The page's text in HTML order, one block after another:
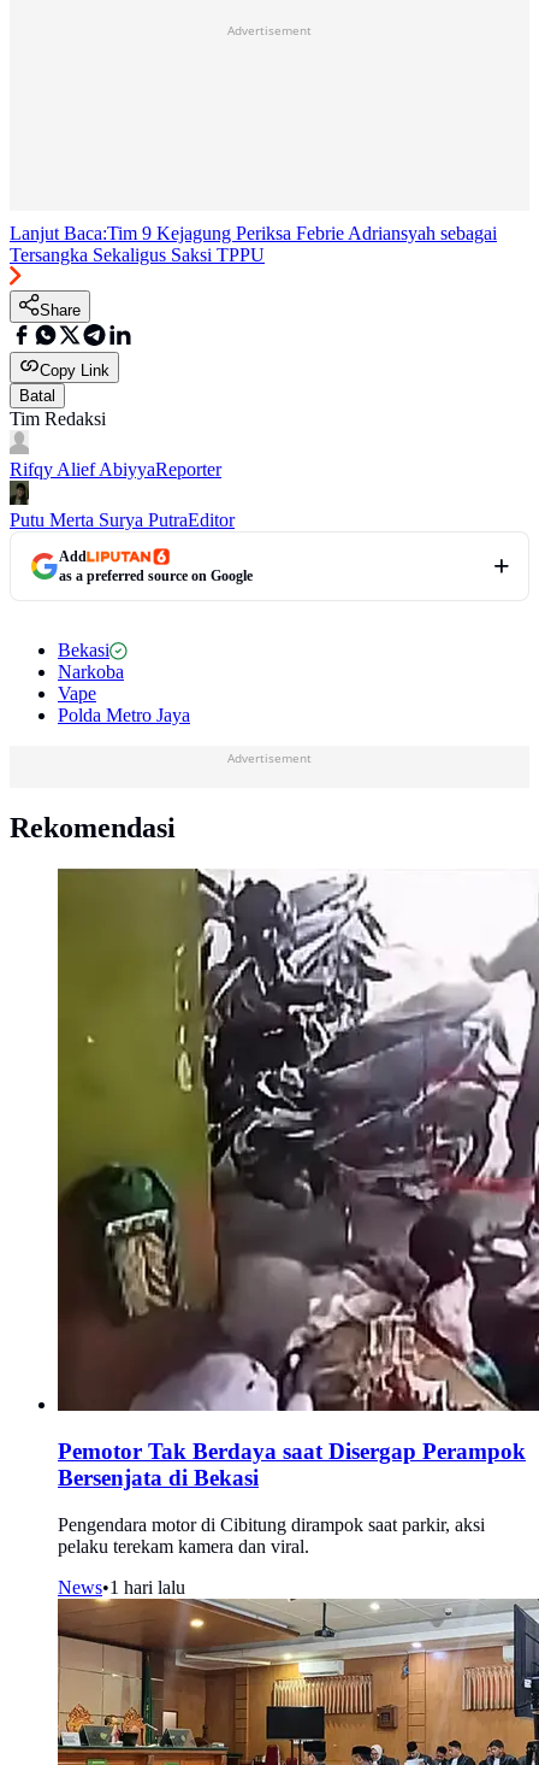
Advertisement
Lanjut Baca:Tim 9 Kejagung Periksa Febrie Adriansyah sebagai
Tersangka Sekaligus Saksi TPPU
Share
Copy Link
Batal
Tim Redaksi
Rifqy Alief AbiyyaReporter
Putu Merta Surya PutraEditor
Add
as a preferred source on Google
Bekasi
Narkoba
Vape
Polda Metro Jaya
Advertisement
Rekomendasi
Pemotor Tak Berdaya saat Disergap Perampok
Bersenjata di Bekasi
Pengendara motor di Cibitung dirampok saat parkir, aksi
pelaku terekam kamera dan viral.
News•1 hari lalu